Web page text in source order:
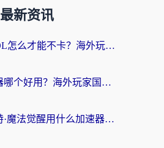
最新资讯
澳洲打逆水寒OL怎么才能不卡？海外玩家国服游戏加速终极指南（附梦幻模拟战地铁跑酷解决办法）
艾希国外加速器哪个好用？海外玩家国服游戏畅玩终极指南（附欧洲玩鸣潮街头篮球实测）
美国玩哈利波特·魔法觉醒用什么加速器？告别延迟的终极指南（含免费QQ炫舞方案+印尼妄想山海秘籍）